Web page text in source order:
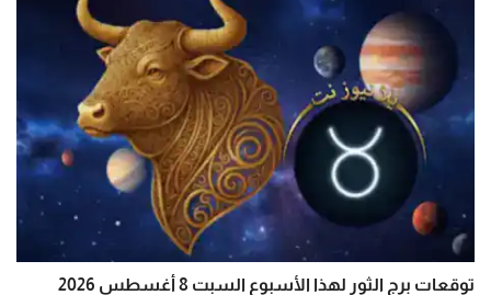
توقعات برج الثور لهذا الأسبوع السبت 8 أغسطس 2026